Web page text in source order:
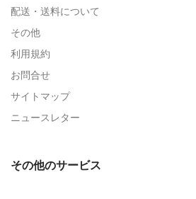
配送・送料について
その他
利用規約
お問合せ
サイトマップ
ニュースレター
その他のサービス